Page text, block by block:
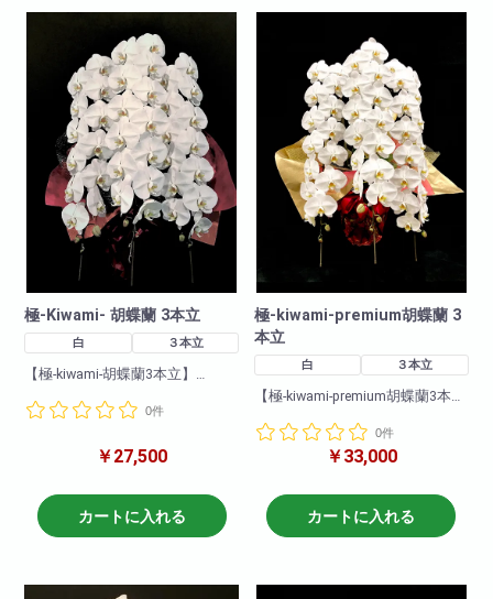
輪数:約24～30輪
※季節により輪数が変動すること
があります。
極-Kiwami- 胡蝶蘭 3本立
白 ３本立
【極-kiwami-胡蝶蘭3本立】
蘭!
胡蝶蘭です!
最高級。
まさに「極‐kiwami-」の胡蝶蘭で
0件
￥27,500
カートに入れる
極-kiwami-premium胡蝶蘭 3
本立
白 ３本立
【極-kiwami-premium胡蝶蘭3本
biotopがお勧めする最上級胡蝶
胡蝶蘭です!
花付き・花保ちどれをとっても
最高級。
0件
￥33,000
カートに入れる